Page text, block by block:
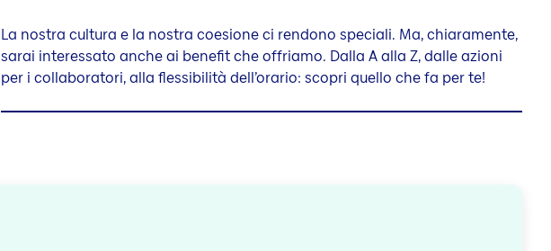
La nostra cultura e la nostra coesione ci rendono speciali. Ma, chiaramente,
sarai interessato anche ai benefit che offriamo. Dalla A alla Z, dalle azioni
per i collaboratori, alla flessibilità dell’orario: scopri quello che fa per te!